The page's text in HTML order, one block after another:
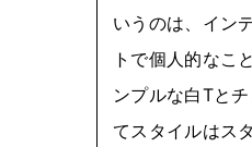
いうのは、イン
トで個人的なこ
ンプルな白Tと
てスタイルはス